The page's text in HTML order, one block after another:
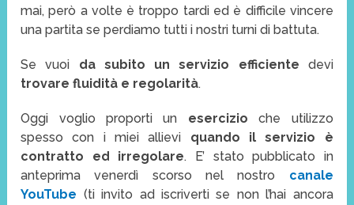
mai, però a volte è troppo tardi ed è difficile vincere
una partita se perdiamo tutti i nostri turni di battuta.
Se vuoi da subito un servizio efficiente devi
trovare fluidità e regolarità.
Oggi voglio proporti un esercizio che utilizzo
spesso con i miei allievi quando il servizio è
contratto ed irregolare. E’ stato pubblicato in
anteprima venerdì scorso nel nostro
canale
YouTube (ti invito ad iscriverti se non l’hai ancora